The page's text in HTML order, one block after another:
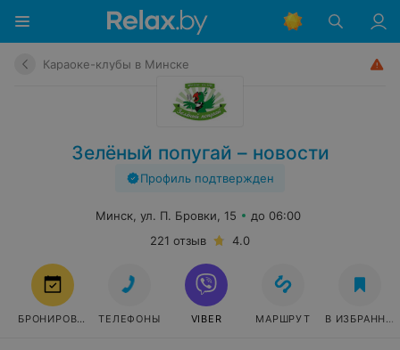
Караоке-клубы в Минске
Зелёный попугай – новости
Профиль подтвержден
Минск, ул. П. Бровки, 15
до 06:00
221 отзыв
4.0
БРОНИРОВАТЬ ТЕЛЕФОНЫ VIBER МАРШРУТ В ИЗБРАННОЕ